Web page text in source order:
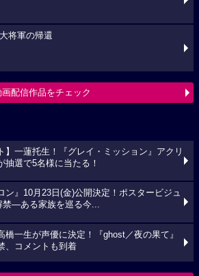
将軍の帰還
画配信作品をチェック
】一蓮托生！『グレイ・ミッション』アクリ
抽選で5名様に当たる！
ン』10月23日(金)公開決定！ポスタービジュ
禁―ある家族を巡る今...
橋一生が声優に決定！『ghost／夜の果て』
、コメントも到着